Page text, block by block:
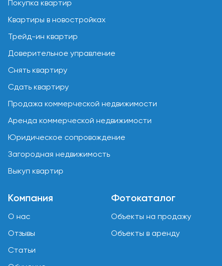
Покупка квартир
Квартиры в новостройках
Трейд-ин квартир
Доверительное управление
Снять квартиру
Сдать квартиру
Продажа коммерческой недвижимости
Аренда коммерческой недвижимости
Юридическое сопровождение
Загородная недвижимость
Выкуп квартир
Компания
О нас
Отзывы
Статьи
Фотокаталог
Объекты на продажу
Объекты в аренду